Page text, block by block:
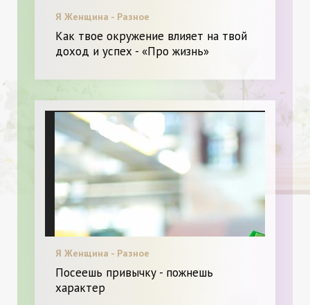
Я Женщина - Разное
Как твое окружение влияет на твой
доход и успех - «Про жизнь»
Я Женщина - Разное
Посеешь привычку - пожнешь
характер